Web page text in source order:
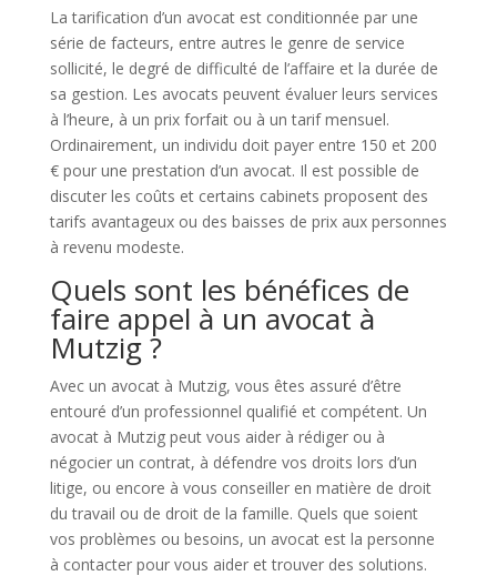
La tarification d’un avocat est conditionnée par une
série de facteurs, entre autres le genre de service
sollicité, le degré de difficulté de l’affaire et la durée de
sa gestion. Les avocats peuvent évaluer leurs services
à l’heure, à un prix forfait ou à un tarif mensuel.
Ordinairement, un individu doit payer entre 150 et 200
€ pour une prestation d’un avocat. Il est possible de
discuter les coûts et certains cabinets proposent des
tarifs avantageux ou des baisses de prix aux personnes
à revenu modeste.
Quels sont les bénéfices de
faire appel à un avocat à
Mutzig ?
Avec un avocat à Mutzig, vous êtes assuré d’être
entouré d’un professionnel qualifié et compétent. Un
avocat à Mutzig peut vous aider à rédiger ou à
négocier un contrat, à défendre vos droits lors d’un
litige, ou encore à vous conseiller en matière de droit
du travail ou de droit de la famille. Quels que soient
vos problèmes ou besoins, un avocat est la personne
à contacter pour vous aider et trouver des solutions.